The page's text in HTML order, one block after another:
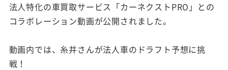
法人特化の車買取サービス「カーネクストPRO」との
コラボレーション動画が公開されました。
動画内では、糸井さんが法人車のドラフト予想に挑
戦！